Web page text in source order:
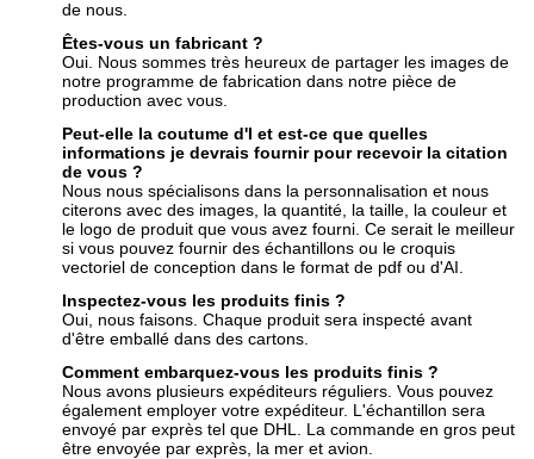
de nous.
Êtes-vous un fabricant ?
Oui. Nous sommes très heureux de partager les images de
notre programme de fabrication dans notre pièce de
production avec vous.
Peut-elle la coutume d'I et est-ce que quelles
informations je devrais fournir pour recevoir la citation
de vous ?
Nous nous spécialisons dans la personnalisation et nous
citerons avec des images, la quantité, la taille, la couleur et
le logo de produit que vous avez fourni. Ce serait le meilleur
si vous pouvez fournir des échantillons ou le croquis
vectoriel de conception dans le format de pdf ou d'AI.
Inspectez-vous les produits finis ?
Oui, nous faisons. Chaque produit sera inspecté avant
d'être emballé dans des cartons.
Comment embarquez-vous les produits finis ?
Nous avons plusieurs expéditeurs réguliers. Vous pouvez
également employer votre expéditeur. L'échantillon sera
envoyé par exprès tel que DHL. La commande en gros peut
être envoyée par exprès, la mer et avion.